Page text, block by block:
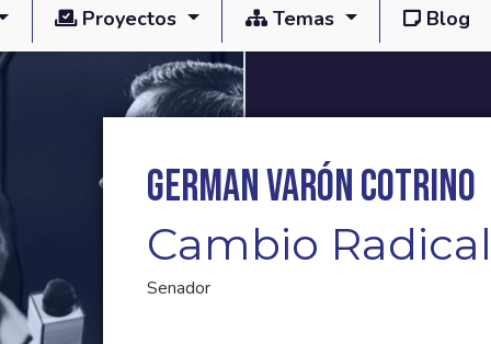
Proyectos Temas Blog
German Varón Cotrino
Cambio Radical
Senador